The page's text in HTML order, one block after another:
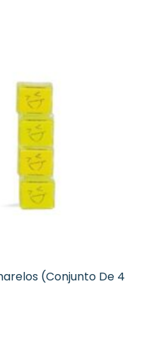
(conjunto De 4